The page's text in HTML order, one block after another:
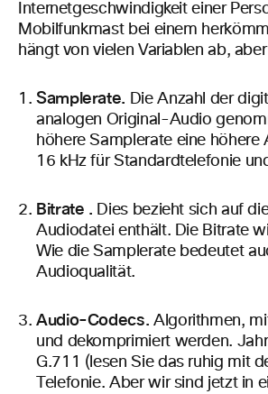
Internetgeschwindigkeit einer
Mobilfunkmast bei einem
hängt von vielen Variablen ab,
Samplerate. Die Anzahl der
analogen Original-Audio
höhere Samplerate eine
16 kHz für Standardtelefonie
Bitrate . Dies bezieht sich auf
Audiodatei enthält. Die Bitrate
Wie die Samplerate bedeutet
Audioqualität.
Audio-Codecs. Algorithmen,
und dekomprimiert werden.
G.711 (lesen Sie das ruhig mit
Telefonie. Aber wir sind jetzt in